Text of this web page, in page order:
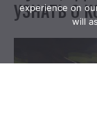
experience on
will